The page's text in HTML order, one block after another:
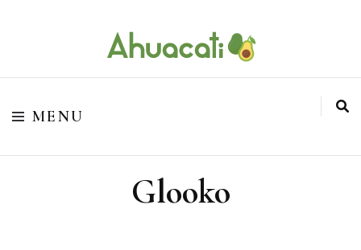
Ahuacati
O melhor da Internet em um só lugar
MENU
Glooko